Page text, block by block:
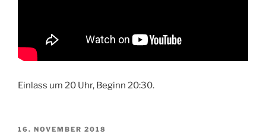
Einlass um 20 Uhr, Beginn 20:30.
VERÖFFENTLICHT
16. NOVEMBER 2018